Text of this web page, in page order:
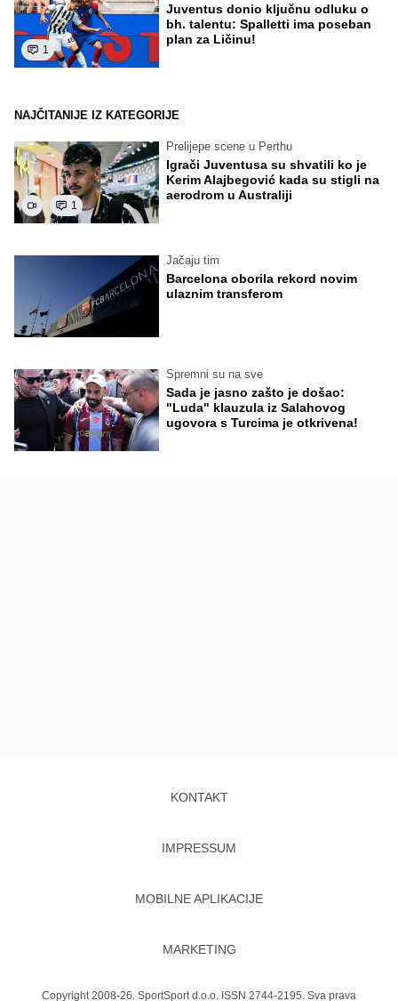
1
Juventus donio ključnu odluku o
bh. talentu: Spalletti ima poseban
plan za Ličinu!
NAJČITANIJE IZ KATEGORIJE
1
Prelijepe scene u Perthu
Igrači Juventusa su shvatili ko je
Kerim Alajbegović kada su stigli na
aerodrom u Australiji
Jačaju tim
Barcelona oborila rekord novim
ulaznim transferom
Spremni su na sve
Sada je jasno zašto je došao:
"Luda" klauzula iz Salahovog
ugovora s Turcima je otkrivena!
KONTAKT
IMPRESSUM
MOBILNE APLIKACIJE
MARKETING
Copyright 2008-26. SportSport d.o.o. ISSN 2744-2195. Sva prava